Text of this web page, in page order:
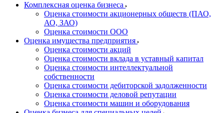
Комплексная оценка бизнеса
Оценка стоимости акционерных обществ (ПАО,
АО, ЗАО)
Оценка стоимости ООО
Оценка имущества предприятия
Оценка стоимости акций
Оценка стоимости вклада в уставный капитал
Оценка стоимости интеллектуальной
собственности
Оценка стоимости дебиторской задолженности
Оценка стоимости деловой репутации
Оценка стоимости машин и оборудования